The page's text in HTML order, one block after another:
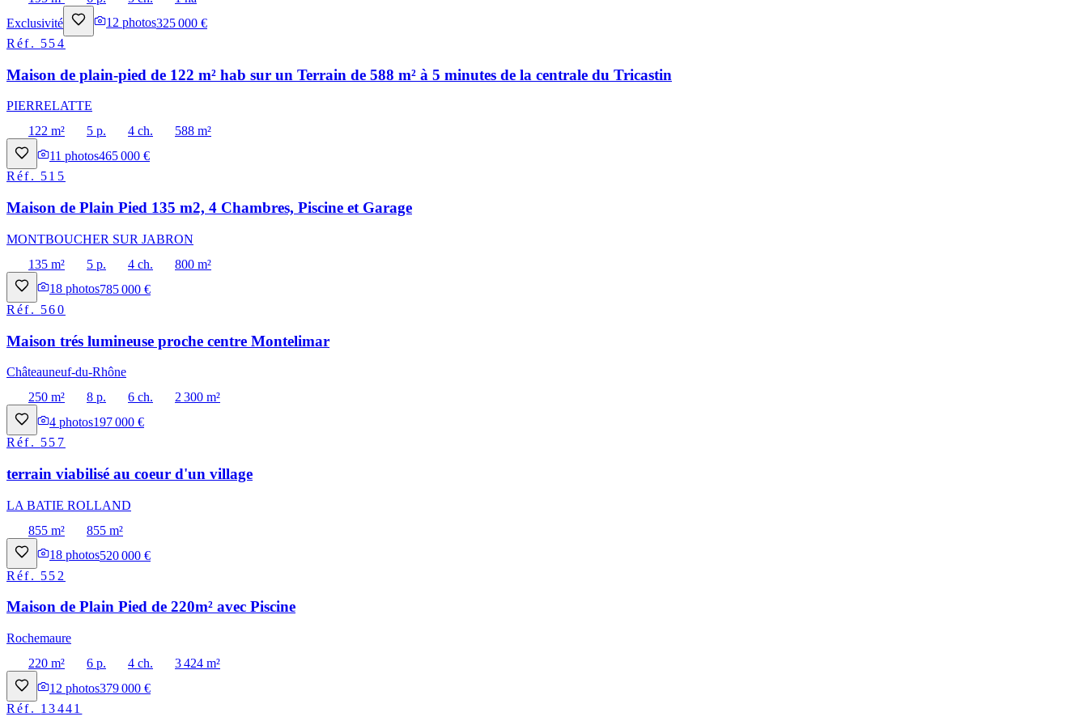
Exclusivité
12 photos325 000 €
Réf. 554
Maison de plain-pied de 122 m² hab sur un Terrain de 588 m² à 5 minutes de la centrale du Tricastin
PIERRELATTE
122 m²
5 p. 4 ch.
588 m²
11 photos465 000 €
Réf. 515
Maison de Plain Pied 135 m2, 4 Chambres, Piscine et Garage
MONTBOUCHER SUR JABRON
135 m²
5 p. 4 ch.
800 m²
18 photos785 000 €
Réf. 560
Maison trés lumineuse proche centre Montelimar
Châteauneuf-du-Rhône
250 m²
8 p. 6 ch.
2 300 m²
4 photos197 000 €
Réf. 557
terrain viabilisé au coeur d'un village
LA BATIE ROLLAND
855 m²
855 m²
18 photos520 000 €
Réf. 552
Maison de Plain Pied de 220m² avec Piscine
Rochemaure
220 m²
6 p. 4 ch.
3 424 m²
12 photos379 000 €
Réf. 13441